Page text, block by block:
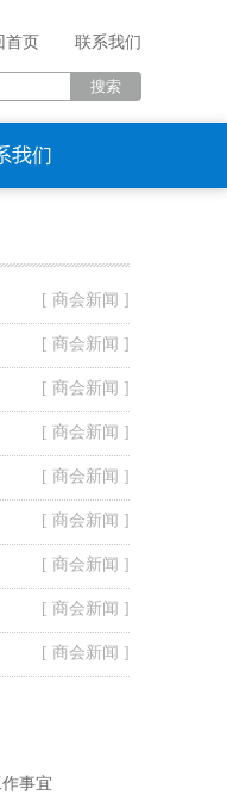
联系我们
首页
我们
[ 商会新闻 ]
[ 商会新闻 ]
[ 商会新闻 ]
[ 商会新闻 ]
[ 商会新闻 ]
[ 商会新闻 ]
[ 商会新闻 ]
[ 商会新闻 ]
[ 商会新闻 ]
事宜